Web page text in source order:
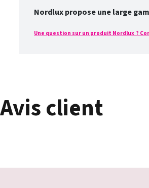
Nordlux propose une large
Une question sur un produit Nordlux ?
Avis client